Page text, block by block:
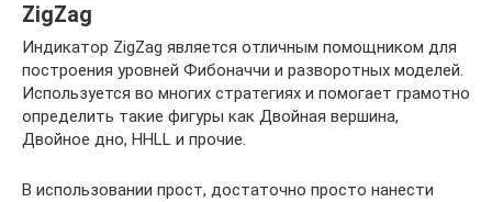
ZigZag
Индикатор ZigZag является отличным помощником для
построения уровней Фибоначчи и разворотных моделей.
Используется во многих стратегиях и помогает грамотно
определить такие фигуры как Двойная вершина,
Двойное дно, HHLL и прочие.
В использовании прост, достаточно просто нанести